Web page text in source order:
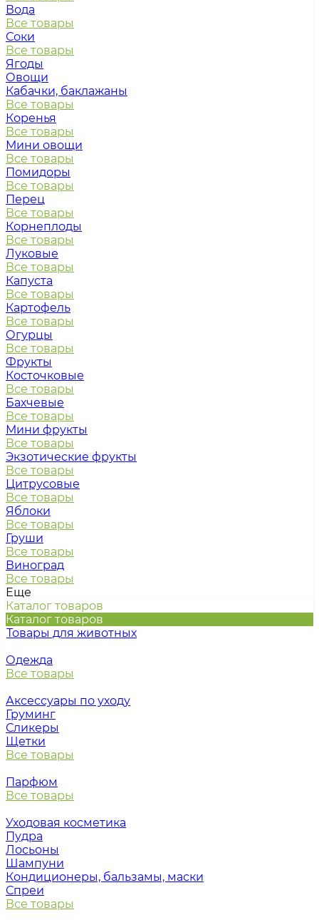
Вода
Все товары
Соки
Все товары
Ягоды
Овощи
Кабачки, баклажаны
Все товары
Коренья
Все товары
Мини овощи
Все товары
Помидоры
Все товары
Перец
Все товары
Корнеплоды
Все товары
Луковые
Все товары
Капуста
Все товары
Картофель
Все товары
Огурцы
Все товары
Фрукты
Косточковые
Все товары
Бахчевые
Все товары
Мини фрукты
Все товары
Экзотические фрукты
Все товары
Цитрусовые
Все товары
Яблоки
Все товары
Груши
Все товары
Виноград
Все товары
Еще
Каталог товаров
Каталог товаров
Товары для животных
Одежда
Все товары
Аксессуары по уходу
Груминг
Сликеры
Щетки
Все товары
Парфюм
Все товары
Уходовая косметика
Пудра
Лосьоны
Шампуни
Кондиционеры, бальзамы, маски
Спреи
Все товары